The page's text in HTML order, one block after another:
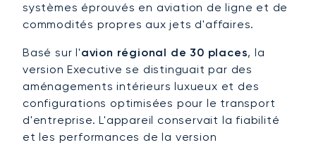
systèmes éprouvés en aviation de ligne et de
commodités propres aux jets d'affaires.
Basé sur l'avion régional de 30 places, la
version Executive se distinguait par des
aménagements intérieurs luxueux et des
configurations optimisées pour le transport
d'entreprise. L'appareil conservait la fiabilité
et les performances de la version